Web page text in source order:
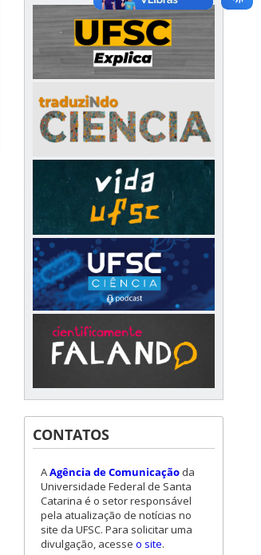
CONTATOS
AAgência de Comunicação da
Universidade Federal de Santa
Catarina é o setor responsável
pela atualização de notícias no
site da UFSC. Para solicitar uma
divulgação, acesse o site.